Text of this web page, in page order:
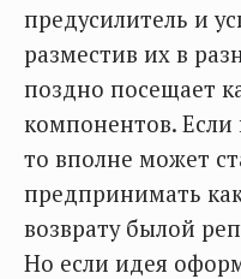
предусилитель и
разместив их в
поздно посещает
компонентов.
то вполне может
предпринимать
возврату былой
Но если идея